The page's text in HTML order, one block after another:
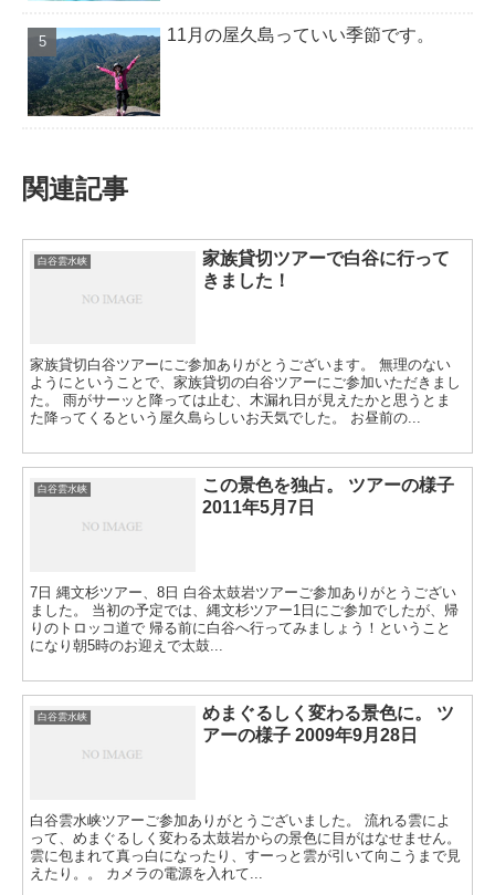
11月の屋久島っていい季節です。
関連記事
白谷雲水峡
家族貸切ツアーで白谷に行って
きました！
家族貸切白谷ツアーにご参加ありがとうございます。 無理のない
ようにということで、家族貸切の白谷ツアーにご参加いただきまし
た。 雨がサーッと降っては止む、木漏れ日が見えたかと思うとま
た降ってくるという屋久島らしいお天気でした。 お昼前の...
白谷雲水峡
この景色を独占。 ツアーの様子
2011年5月7日
7日 縄文杉ツアー、8日 白谷太鼓岩ツアーご参加ありがとうござい
ました。 当初の予定では、縄文杉ツアー1日にご参加でしたが、帰
りのトロッコ道で 帰る前に白谷へ行ってみましょう！ということ
になり朝5時のお迎えで太鼓...
白谷雲水峡
めまぐるしく変わる景色に。 ツ
アーの様子 2009年9月28日
白谷雲水峡ツアーご参加ありがとうございました。 流れる雲によ
って、めまぐるしく変わる太鼓岩からの景色に目がはなせません。
雲に包まれて真っ白になったり、すーっと雲が引いて向こうまで見
えたり。。 カメラの電源を入れて...